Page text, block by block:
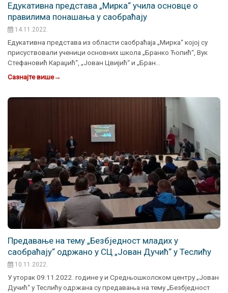
Едукативна представа „Мирка“ учила основце о
правилима понашања у саобраћају
14.11.2022.
Eдукативна представа из области саобраћаја „Мирка“ којој су
присуствовали ученици основних школа „Бранко Ћопић“, Вук
Стефановић Караџић“, „Јован Цвијић“ и „Бран…
Сазнајте више→
Предавање на тему „Безбједност младих у
саобраћају“ одржано у СЦ „Јован Дучић“ у Теслићу
10.11.2022.
У уторак 09.11.2022. године у и Средњошколском центру „Јован
Дучић“ у Теслићу одржана су предавања на тему „Безбједност